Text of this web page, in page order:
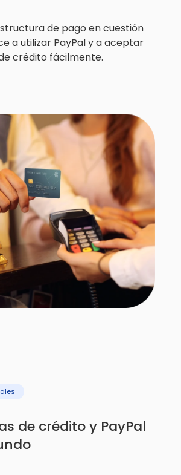
de pago en cuestión
a utilizar PayPal y a aceptar
crédito fácilmente.
de crédito y PayPal